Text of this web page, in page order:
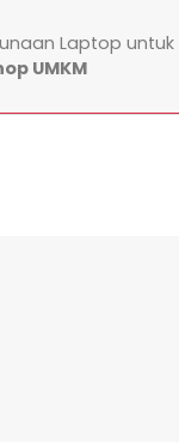
Laptop untuk
UMKM